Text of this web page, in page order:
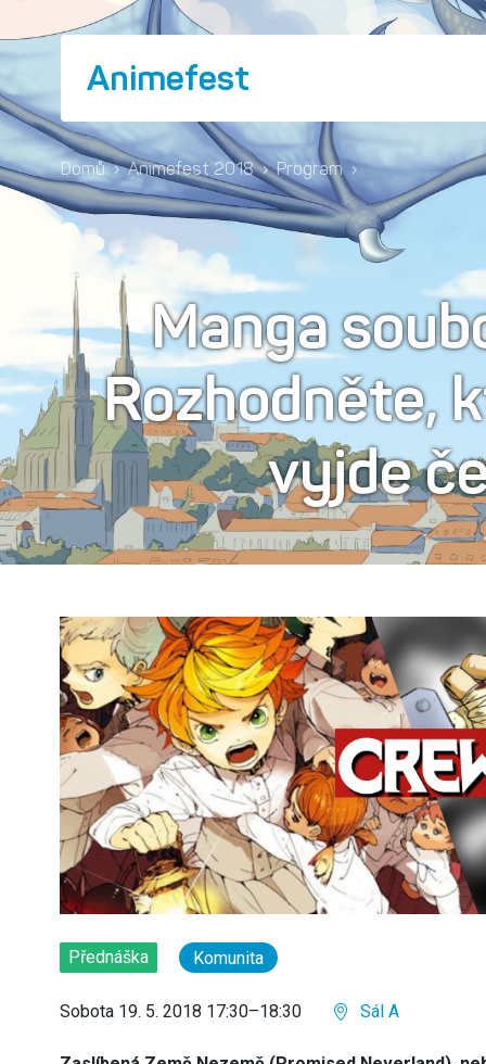
Animefest
Domů › Animefest 2018 › Program ›
Manga
Rozhodněte,
vyjde
Přednáška Komunita
Sobota 19. 5. 2018 17:30–18:30 Sál A